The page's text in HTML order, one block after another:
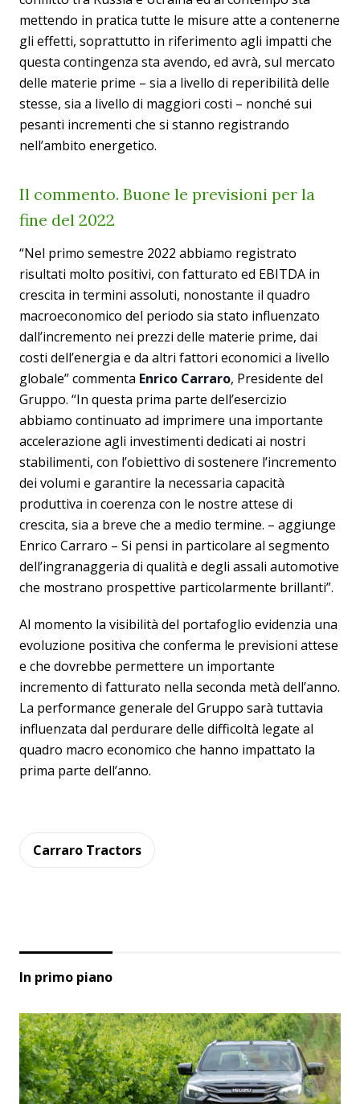
mettendo in pratica tutte le misure atte a contenerne
gli effetti, soprattutto in riferimento agli impatti che
questa contingenza sta avendo, ed avrà, sul mercato
delle materie prime – sia a livello di reperibilità delle
stesse, sia a livello di maggiori costi – nonché sui
pesanti incrementi che si stanno registrando
nell’ambito energetico.
Il commento. Buone le previsioni per la
fine del 2022
“Nel primo semestre 2022 abbiamo registrato
risultati molto positivi, con fatturato ed EBITDA in
crescita in termini assoluti, nonostante il quadro
macroeconomico del periodo sia stato influenzato
dall’incremento nei prezzi delle materie prime, dai
costi dell’energia e da altri fattori economici a livello
globale” commenta Enrico Carraro, Presidente del
Gruppo. “In questa prima parte dell’esercizio
abbiamo continuato ad imprimere una importante
accelerazione agli investimenti dedicati ai nostri
stabilimenti, con l’obiettivo di sostenere l’incremento
dei volumi e garantire la necessaria capacità
produttiva in coerenza con le nostre attese di
crescita, sia a breve che a medio termine. – aggiunge
Enrico Carraro – Si pensi in particolare al segmento
dell’ingranaggeria di qualità e degli assali automotive
che mostrano prospettive particolarmente brillanti”.
Al momento la visibilità del portafoglio evidenzia una
evoluzione positiva che conferma le previsioni attese
e che dovrebbe permettere un importante
incremento di fatturato nella seconda metà dell’anno.
La performance generale del Gruppo sarà tuttavia
influenzata dal perdurare delle difficoltà legate al
quadro macro economico che hanno impattato la
prima parte dell’anno.
Carraro Tractors
In primo piano